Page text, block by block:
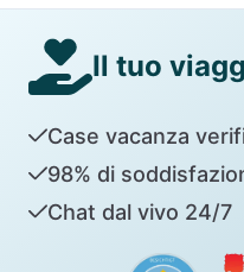
Il tuo
Case vacanza
98% di
Chat dal vivo 24/7